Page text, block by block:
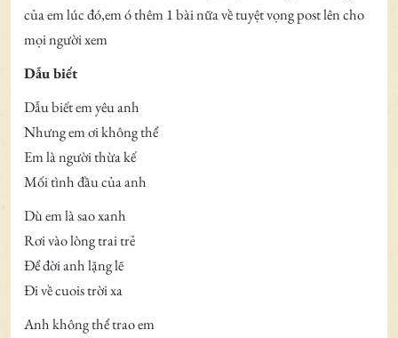
của em lúc đó,em ó thêm 1 bài nữa về tuyệt vọng post lên cho
mọi người xem
Dẫu biết
Dẫu biết em yêu anh
Nhưng em ơi không thể
Em là người thừa kế
Mối tình đầu của anh
Dù em là sao xanh
Rơi vào lòng trai trẻ
Để đời anh lặng lẽ
Đi về cuois trời xa
Anh không thể trao em